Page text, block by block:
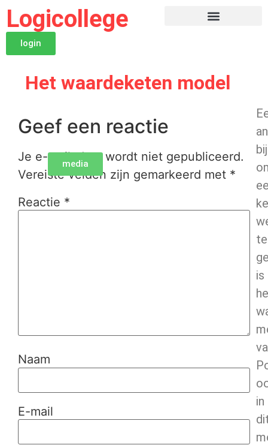
Logicollege
login
Het waardeketen model
Geef een reactie
Je e-mailadres wordt niet gepubliceerd.
Vereiste velden zijn gemarkeerd met *
Reactie *
Naam
E-mail
te
is
in
media